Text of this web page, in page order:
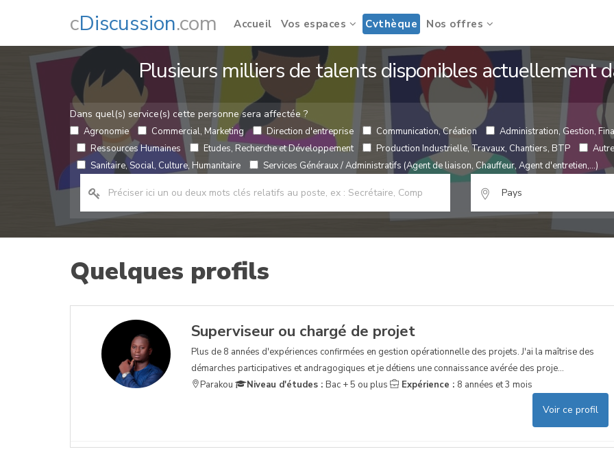
cDiscussion.com Accueil Vos espaces Cvthèque Nos offres
Plusieurs milliers de talents disponibles actuellement
Dans quel(s) service(s) cette personne sera affectée ?
Agronomie Commercial, Marketing Direction d'entreprise Communication, Création
Administration, Gestion,
Ressources Humaines
Etudes, Recherche et Développement Production Industrielle, Travaux, Chantiers, BTP
Sanitaire, Social, Culture, Humanitaire
Services Généraux / Administratifs (Agent de liaison, Chauffeur, Agent d'entretien,...)
Quelques profils
Superviseur ou chargé de projet
Plus de 8 années d'expériences confirmées en gestion opérationnelle des projets. J'ai la maîtrise des
démarches participatives et andragogiques et je détiens une connaissance avérée des proje...
Parakou
Niveau d'études : Bac + 5 ou plus Expérience : 8 années et 3 mois
Voir ce profil